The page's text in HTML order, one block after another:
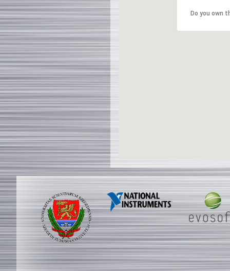
Do you own